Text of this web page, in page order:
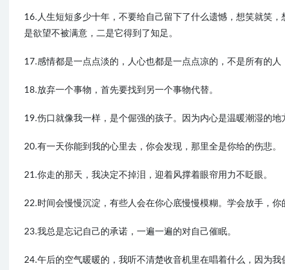
16.人生短短多少十年，不要给自己留下了什么遗憾，想笑就笑
是欲望不被满意，二是它得到了知足。
17.感情都是一点点淡的，人心也都是一点点凉的，不是所有的
18.放弃一个事物，首先要找到另一个事物代替。
19.伤口就像我一样，是个倔强的孩子。因为内心是温暖潮湿的地
20.有一天你能到我的心里去，你会发现，那里全是你给的伤悲。
21.你走的那天，我决定不掉泪，迎着风撑着眼帘用力不眨眼。
22.时间会慢慢沉淀，有些人会在你心底慢慢模糊。学会放手，你
23.我总是忘记自己的承诺，一遍一遍的对自己催眠。
24.午后的空气暖暖的，我听不清楚收音机里在唱着什么，因为